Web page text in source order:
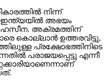
നിന്ന്
ഇന്ത്യയില്‍ അഭയം
ഹസീന. അക്രമത്തിന്
കൊല്ലാന്‍ ഉത്തരവിട്ടു,
പ്രക്ഷോഭത്തിനിടെ
പരാജയപ്പെട്ടു എന്നീ